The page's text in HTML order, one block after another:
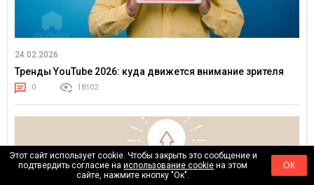
24.02.2026
Тренды YouTube 2026: куда движется внимание зрителя
0 18102
Этот сайт использует cookie. Чтобы закрыть это сообщение и
подтвердить согласие наиспользование cookie на этом
сайте, нажмите кнопку "Ок".
ОК